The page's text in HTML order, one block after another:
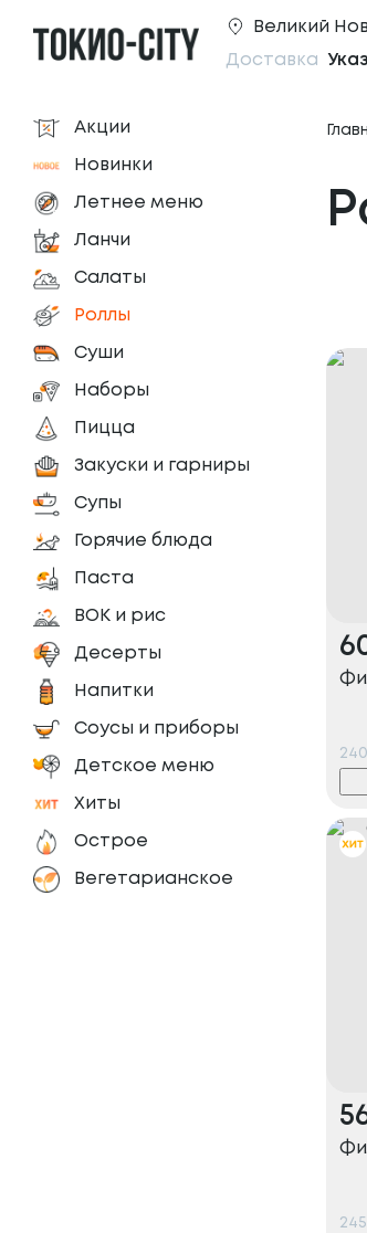
Великий
Доставка
Акции
Новинки
Летнее меню
Ланчи
Салаты
Роллы
Суши
Наборы
Пицца
Закуски и гарниры
Супы
Горячие блюда
Паста
ВОК и рис
Десерты
Напитки
Соусы и приборы
Детское меню
Хиты
Острое
Вегетарианское
240
245